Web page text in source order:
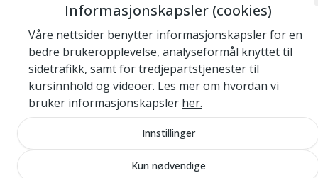
eksisterende data, egne utredninger og
eventuelle kartleggingsoppdrag satt ut til
eksterne fagmiljøer.
Hvis innsender allerede har fått
gjennomført relevante undersøkelser, kan
kommunen bruke disse, men da må
kommunen selv kvalitetssikre at
kartleggingen oppfyller nasjonale
Informasjonskapsler (cookies)
Våre nettsider benytter informasjonskapsler for en
bedre brukeropplevelse, analyseformål knyttet til
sidetrafikk, samt for tredjepartstjenester til
kursinnhold og videoer. Les mer om hvordan vi
bruker informasjonskapsler her.
Innstillinger
Kun nødvendige